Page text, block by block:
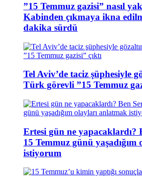
”15 Temmuz gazisi” nasıl
Kabinden çıkmaya ikna
dakika sürdü
Tel Aviv’de taciz şüphesiyle
Türk görevli ”15 Temmuz
Ertesi gün ne yapacaklardı?
15 Temmuz günü
istiyorum